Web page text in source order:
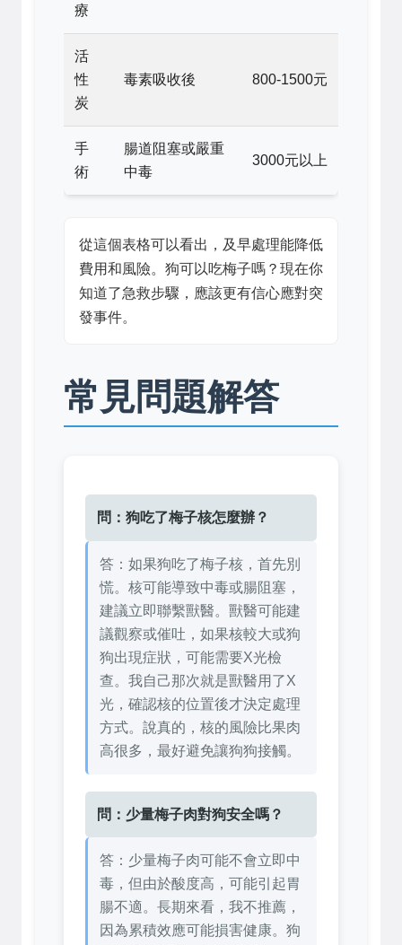
療
活
性
炭
毒素吸收後 800-1500元
手
術
腸道阻塞或嚴重
中毒
3000元以上
從這個表格可以看出，及早處理能降低
費用和風險。狗可以吃梅子嗎？現在你
知道了急救步驟，應該更有信心應對突
發事件。
常見問題解答
問：狗吃了梅子核怎麼辦？
答：如果狗吃了梅子核，首先別
慌。核可能導致中毒或腸阻塞，
建議立即聯繫獸醫。獸醫可能建
議觀察或催吐，如果核較大或狗
狗出現症狀，可能需要X光檢
查。我自己那次就是獸醫用了X
光，確認核的位置後才決定處理
方式。說真的，核的風險比果肉
高很多，最好避免讓狗狗接觸。
問：少量梅子肉對狗安全嗎？
答：少量梅子肉可能不會立即中
毒，但由於酸度高，可能引起胃
腸不適。長期來看，我不推薦，
因為累積效應可能損害健康。狗